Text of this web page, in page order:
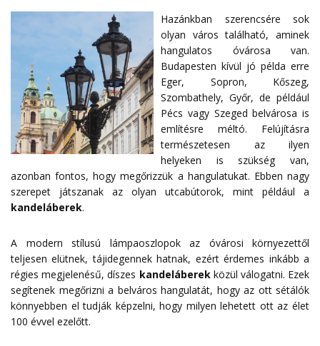
Hazánkban szerencsére sok
olyan város található, aminek
hangulatos óvárosa van.
Budapesten kívül jó példa erre
Eger, Sopron, Kőszeg,
Szombathely, Győr, de például
Pécs vagy Szeged belvárosa is
említésre méltó. Felújításra
természetesen az ilyen
helyeken is szükség van,
azonban fontos, hogy megőrizzük a hangulatukat. Ebben nagy
szerepet játszanak az olyan utcabútorok, mint például a
kandeláberek.
A modern stílusú lámpaoszlopok az óvárosi környezettől
teljesen elütnek, tájidegennek hatnak, ezért érdemes inkább a
régies megjelenésű, díszes kandeláberekközül válogatni. Ezek
segítenek megőrizni a belváros hangulatát, hogy az ott sétálók
könnyebben el tudják képzelni, hogy milyen lehetett ott az élet
100 évvel ezelőtt.